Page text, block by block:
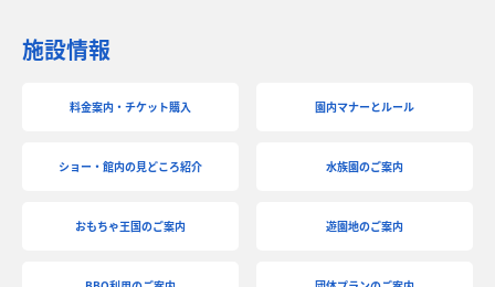
施設情報
料金案内・チケット購入 園内マナーとルール
ショー・館内の見どころ紹介 水族園のご案内
おもちゃ王国のご案内 遊園地のご案内